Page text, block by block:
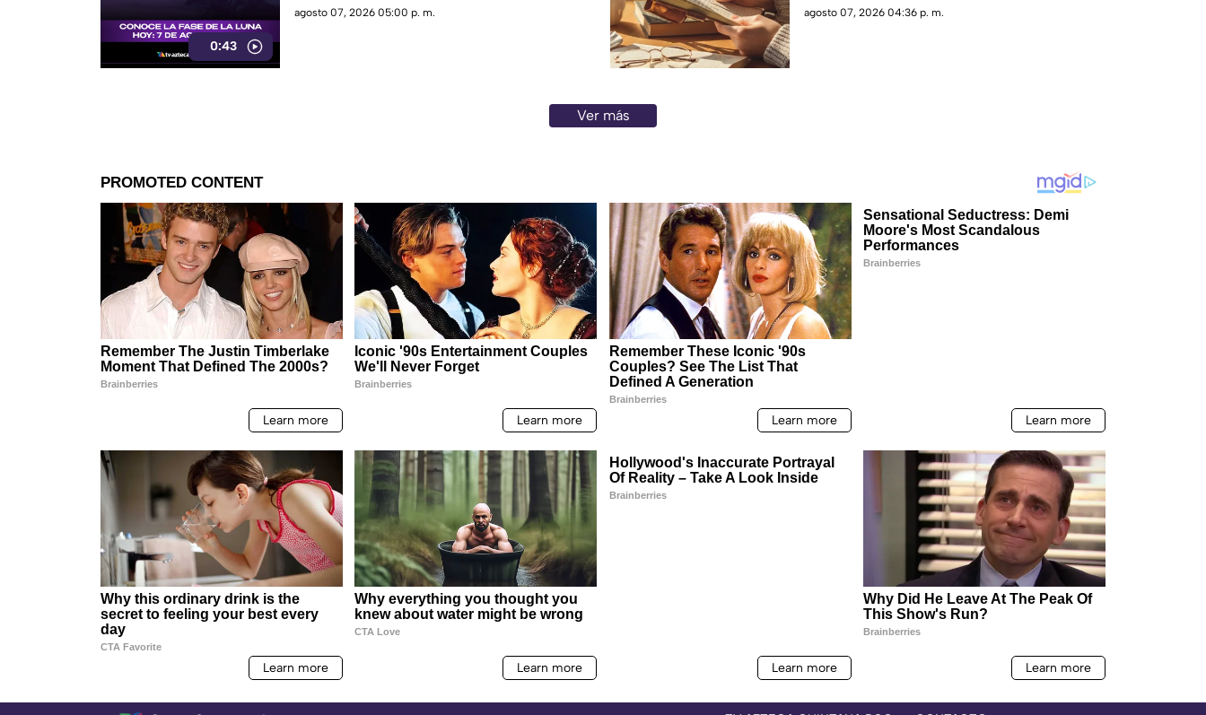
0:43
agosto 07, 2026 05:00 p. m.
mismo.
agosto 07, 2026 04:36 p. m.
Ver más